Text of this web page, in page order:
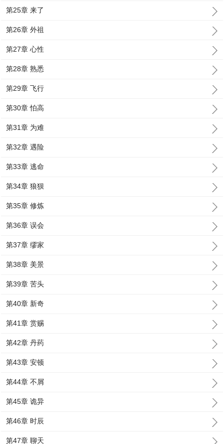
第25章 来了
第26章 外祖
第27章 心性
第28章 熟悉
第29章 飞行
第30章 怕高
第31章 为难
第32章 遇险
第33章 逃命
第34章 狼狈
第35章 修炼
第36章 误会
第37章 缪家
第38章 美景
第39章 苦头
第40章 新奇
第41章 赏赐
第42章 丹药
第43章 安顿
第44章 不屑
第45章 诡异
第46章 时辰
第47章 聊天